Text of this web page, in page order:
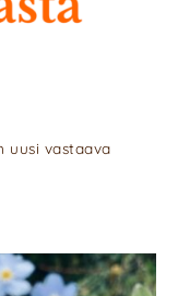
uusi vastaava